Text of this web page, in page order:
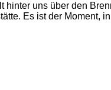
uns über den
Es ist der Moment,